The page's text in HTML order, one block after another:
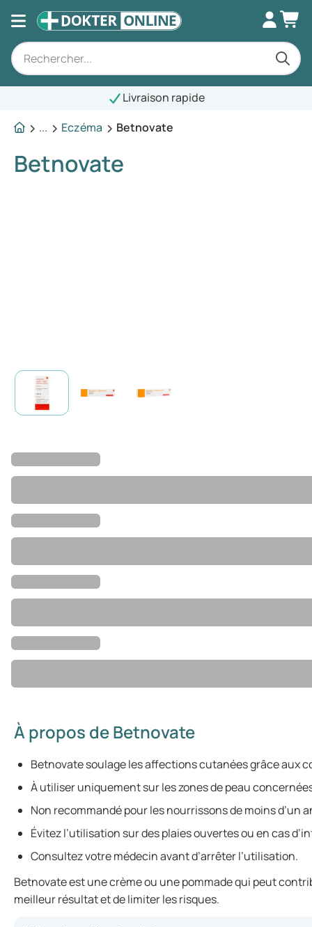
Livraison rapide
...
Eczéma Betnovate
Betnovate
À propos de Betnovate
Betnovate soulage les affections cutanées grâce aux
À utiliser uniquement sur les zones de peau
Non recommandé pour les nourrissons de moins d’un
Évitez l’utilisation sur des plaies ouvertes ou en cas
Consultez votre médecin avant d’arrêter l’utilisation.
Betnovate est une crème ou une pommade qui peut
meilleur résultat et de limiter les risques.